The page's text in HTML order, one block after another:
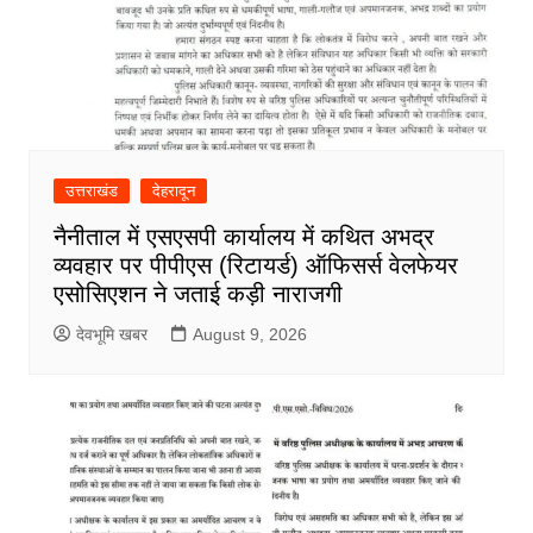
उत्तराखंड देहरादून
नैनीताल में एसएसपी कार्यालय में कथित अभद्र
व्यवहार पर पीपीएस (रिटायर्ड) ऑफिसर्स वेलफेयर
एसोसिएशन ने जताई कड़ी नाराजगी
देवभूमि खबर August 9, 2026